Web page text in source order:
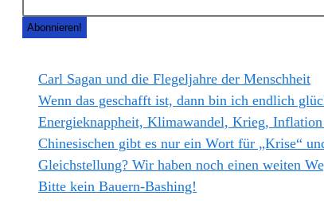
Carl Sagan und die Flegeljahre der Menschheit
Wenn das geschafft ist, dann bin ich endlich
Energieknappheit, Klimawandel, Krieg,
Chinesischen gibt es nur ein Wort für „Krise“
Gleichstellung? Wir haben noch einen weiten
Bitte kein Bauern-Bashing!